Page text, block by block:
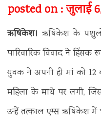
posted on : जुलाई 6,
ऋषिकेश। ऋषिकेश के
पारिवारिक विवाद ने
युवक ने अपनी ही मां को 12
महिला के माथे पर लगी,
उन्हें तत्काल एम्स ऋषिकेश में